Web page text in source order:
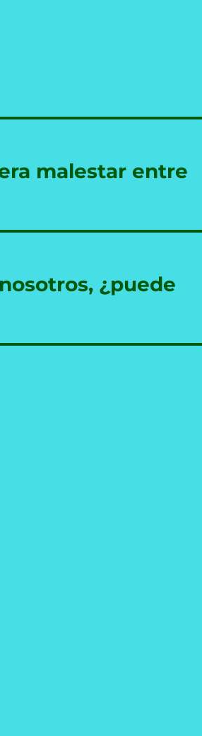
malestar entre
¿puede